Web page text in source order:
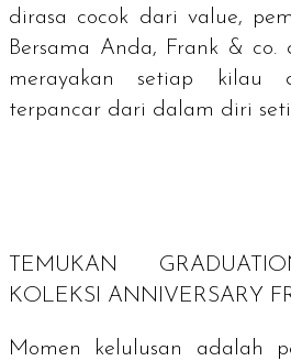
dirasa cocok dari value,
Bersama Anda, Frank &
merayakan setiap kilau
terpancar dari dalam diri
TEMUKAN
KOLEKSI ANNIVERSARY
Momen kelulusan adalah